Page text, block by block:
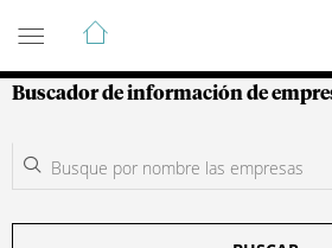
Guía de Empresas
Buscador de información de